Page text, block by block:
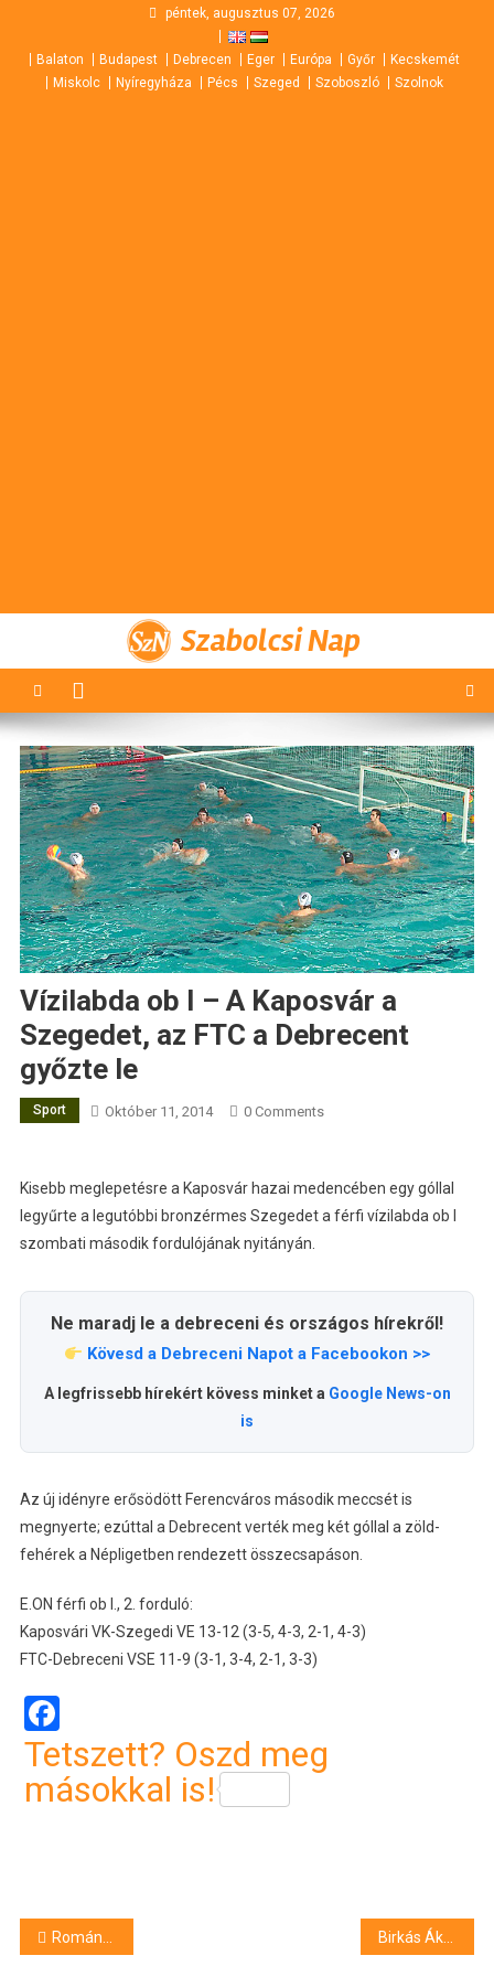
content
péntek, augusztus 07, 2026
Balaton Budapest Debrecen Eger Európa Győr
Kecskemét
Miskolc
Nyíregyháza Pécs Szeged Szoboszló Szolnok
Szabolcsi Nap
Vízilabda ob I – A Kaposvár a
Szegedet, az FTC a Debrecent
győzte le
Sport Október 11, 2014 0 Comments
Kisebb meglepetésre a Kaposvár hazai medencében egy góllal
legyűrte a legutóbbi bronzérmes Szegedet a férfi vízilabda ob I
szombati második fordulójának nyitányán.
Ne maradj le a debreceni és országos hírekről!
Kövesd a Debreceni Napot a Facebookon >>
A legfrissebb hírekért kövess minket a Google News-on
is
Az új idényre erősödött Ferencváros második meccsét is
megnyerte; ezúttal a Debrecent verték meg két góllal a zöld-
fehérek a Népligetben rendezett összecsapáson.
E.ON férfi ob I., 2. forduló:
Kaposvári VK-Szegedi VE 13-12 (3-5, 4-3, 2-1, 4-3)
FTC-Debreceni VSE 11-9 (3-1, 3-4, 2-1, 3-3)
Facebook
Tetszett? Oszd meg
másokkal is!
Bejegyzés
Román-magyar – Dárdai bukaresti pontszerzéssel debütált